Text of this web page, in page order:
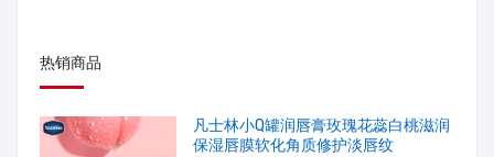
热销商品
凡士林小Q罐润唇膏玫瑰花蕊白桃滋润
保湿唇膜软化角质修护淡唇纹